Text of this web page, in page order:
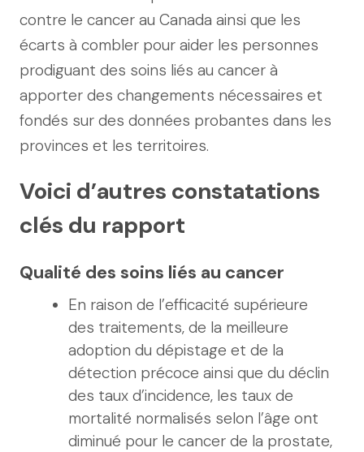
contre le cancer au Canada ainsi que les
écarts à combler pour aider les personnes
prodiguant des soins liés au cancer à
apporter des changements nécessaires et
fondés sur des données probantes dans les
provinces et les territoires.
Voici d’autres constatations
clés du rapport
Qualité des soins liés au cancer
En raison de l’efficacité supérieure
des traitements, de la meilleure
adoption du dépistage et de la
détection précoce ainsi que du déclin
des taux d’incidence, les taux de
mortalité normalisés selon l’âge ont
diminué pour le cancer de la prostate,